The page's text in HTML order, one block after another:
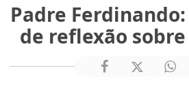
Padre
de reflexão